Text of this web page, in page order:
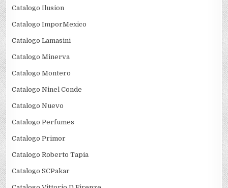
Catalogo Ilusion
Catalogo ImporMexico
Catalogo Lamasini
Catalogo Minerva
Catalogo Montero
Catalogo Ninel Conde
Catalogo Nuevo
Catalogo Perfumes
Catalogo Primor
Catalogo Roberto Tapia
Catalogo SCPakar